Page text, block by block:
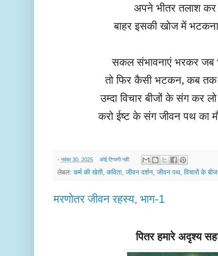
अपने भीतर तलाश
बाहर इसकी खोज में
सकल संभावनाएं भरकर जब
तो फिर कैसी भटकन, कब
उम्दा विचार बीजों के संग कर
करो ईष्ट के संग जीवन पथ का
- नवंबर 30, 2025 कोई टिप्पणी नहीं:
लेबल: कर्म की खेती, कविता, जीवन दर्शन जीवन पथ, विचारों के बीज
मरणोतर जीवन रहस्य, भाग-1
पितर हमारे अदृश्य